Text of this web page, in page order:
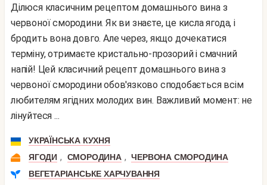
Ділюся класичним рецептом домашнього вина з
червоної смородини. Як ви знаєте, це кисла ягода, і
бродить вона довго. Але через, якщо дочекатися
терміну, отримаєте кристально-прозорий і смачний
напій! Цей класичний рецепт домашнього вина з
червоної смородини обов'язково сподобається всім
любителям ягідних молодих вин. Важливий момент: не
лінуйтеся ...
УКРАЇНСЬКА КУХНЯ
ЯГОДИ , СМОРОДИНА , ЧЕРВОНА СМОРОДИНА
ВЕГЕТАРІАНСЬКЕ ХАРЧУВАННЯ